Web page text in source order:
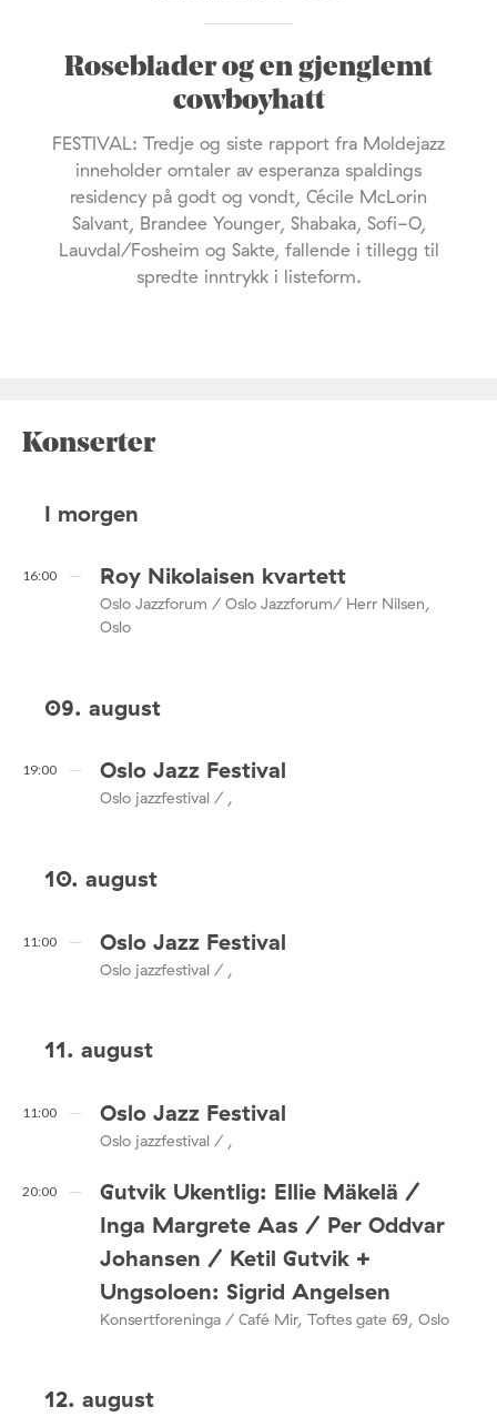
Roseblader og en gjenglemt
cowboyhatt
FESTIVAL: Tredje og siste rapport fra Moldejazz
inneholder omtaler av esperanza spaldings
residency på godt og vondt, Cécile McLorin
Salvant, Brandee Younger, Shabaka, Sofi-O,
Lauvdal/Fosheim og Sakte, fallende i tillegg til
spredte inntrykk i listeform.
Konserter
I morgen
16:00 Roy Nikolaisen kvartett
Oslo Jazzforum / Oslo Jazzforum/ Herr Nilsen,
Oslo
09. august
19:00 Oslo Jazz Festival
Oslo jazzfestival / ,
10. august
11:00 Oslo Jazz Festival
Oslo jazzfestival / ,
11. august
11:00 Oslo Jazz Festival
Oslo jazzfestival / ,
20:00
Gutvik Ukentlig: Ellie Mäkelä /
Inga Margrete Aas / Per Oddvar
Johansen / Ketil Gutvik +
Ungsoloen: Sigrid Angelsen
Konsertforeninga / Café Mir, Toftes gate 69, Oslo
12. august